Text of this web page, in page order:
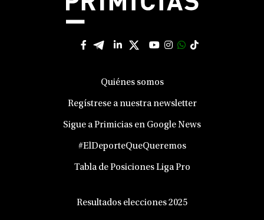
Quiénes somos
Regístrese a nuestra newsletter
Sigue a Primicias en Google News
#ElDeporteQueQueremos
Tabla de Posiciones Liga Pro
Resultados elecciones 2025